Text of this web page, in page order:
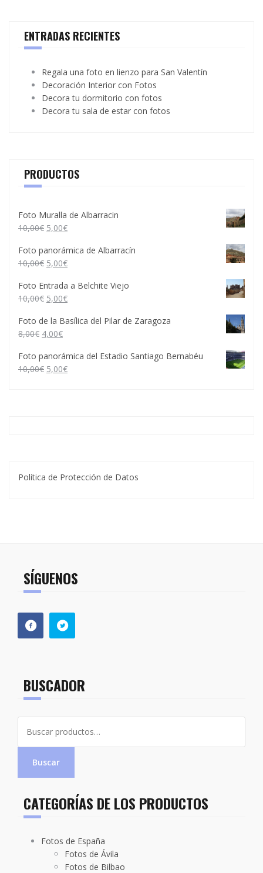
ENTRADAS RECIENTES
Regala una foto en lienzo para San Valentín
Decoración Interior con Fotos
Decora tu dormitorio con fotos
Decora tu sala de estar con fotos
PRODUCTOS
Foto Muralla de Albarracin
10,00€ 5,00€
Foto panorámica de Albarracín
10,00€ 5,00€
Foto Entrada a Belchite Viejo
10,00€ 5,00€
Foto de la Basílica del Pilar de Zaragoza
8,00€ 4,00€
Foto panorámica del Estadio Santiago Bernabéu
10,00€ 5,00€
Política de Protección de Datos
SÍGUENOS
BUSCADOR
por:
Buscar
CATEGORÍAS DE LOS PRODUCTOS
Fotos de España
Fotos de Ávila
Fotos de Bilbao